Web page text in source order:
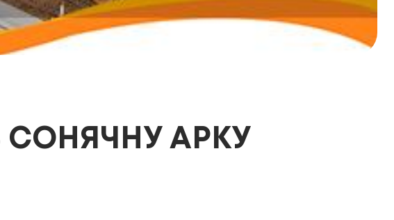
СОНЯЧНУ АРКУ